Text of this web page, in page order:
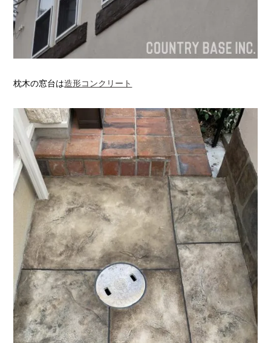
枕木の窓台は造形コンクリート